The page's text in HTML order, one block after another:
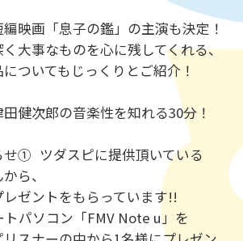
映画「息子の鑑」の主演も決定！
大事なものを心に残してくれる、
ついてもじっくりとご紹介！
健次郎の音楽性を知れる30分！
① ツダスピに提供頂いている
ら、
レゼントをもらっています!!
トパソコン「FMV Note u」を